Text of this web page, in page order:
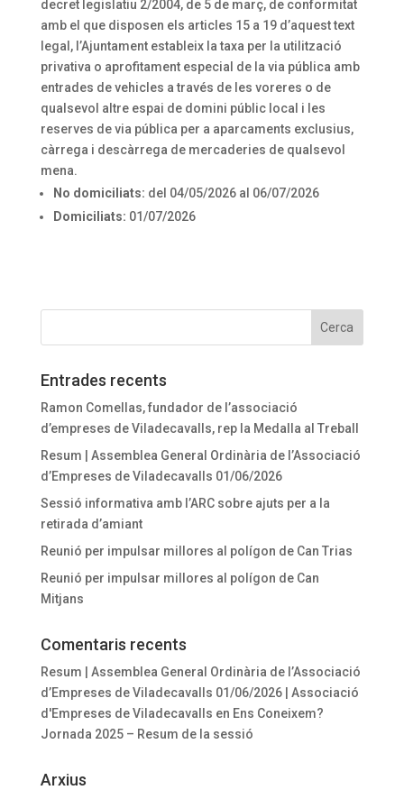
decret legislatiu 2/2004, de 5 de març, de conformitat
amb el que disposen els articles 15 a 19 d’aquest text
legal, l’Ajuntament estableix la taxa per la utilització
privativa o aprofitament especial de la via pública amb
entrades de vehicles a través de les voreres o de
qualsevol altre espai de domini públic local i les
reserves de via pública per a aparcaments exclusius,
càrrega i descàrrega de mercaderies de qualsevol
mena.
No domiciliats: del 04/05/2026 al 06/07/2026
Domiciliats: 01/07/2026
Entrades recents
Ramon Comellas, fundador de l’associació
d’empreses de Viladecavalls, rep la Medalla al Treball
Resum | Assemblea General Ordinària de l’Associació
d’Empreses de Viladecavalls 01/06/2026
Sessió informativa amb l’ARC sobre ajuts per a la
retirada d’amiant
Reunió per impulsar millores al polígon de Can Trias
Reunió per impulsar millores al polígon de Can
Mitjans
Comentaris recents
Resum | Assemblea General Ordinària de l’Associació
d’Empreses de Viladecavalls 01/06/2026 | Associació
d'Empreses de Viladecavalls en Ens Coneixem?
Jornada 2025 – Resum de la sessió
Arxius